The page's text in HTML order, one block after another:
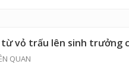
vỏ trấu lên sinh
QUAN